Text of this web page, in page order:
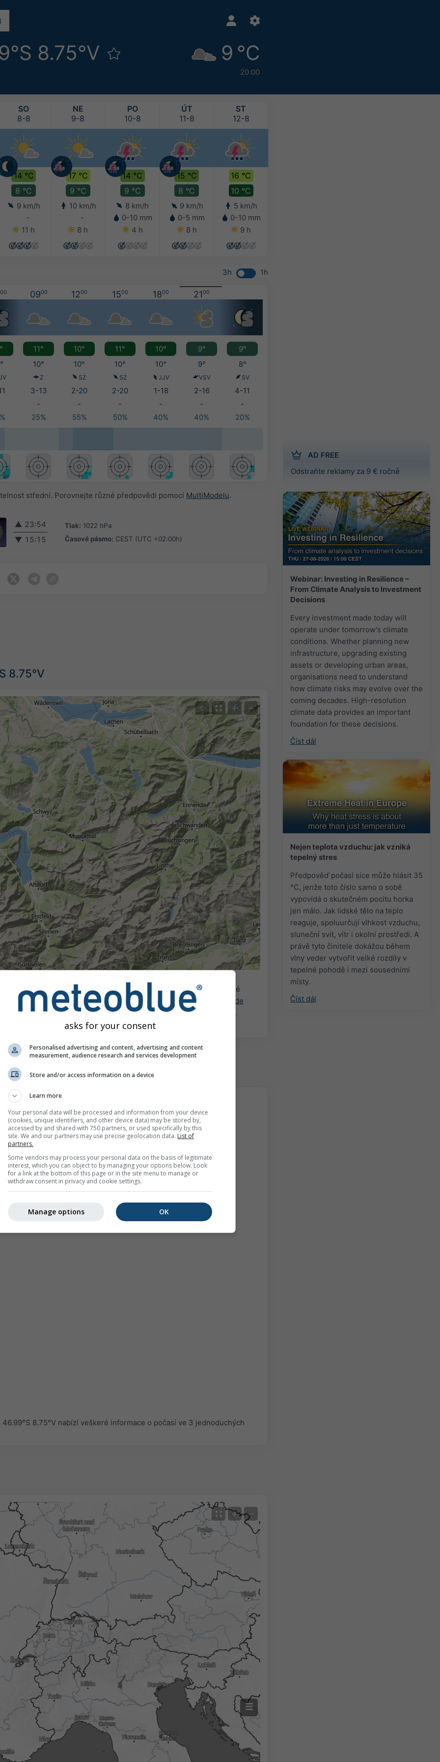
8.75°V 9 °C
20:00
AD FREE
Odstraňte reklamy za 9 € ročně
Webinar: Investing in Resilience –
From Climate Analysis to Investment
Decisions
Every investment made today will
operate under tomorrow's climate
conditions. Whether planning new
infrastructure, upgrading existing
assets or developing urban areas,
organisations need to understand
how climate risks may evolve over the
coming decades. High-resolution
climate data provides an important
foundation for these decisions.
Číst dál
Nejen teplota vzduchu: jak vzniká
tepelný stres
Předpověď počasí sice může hlásit 35
°C, jenže toto číslo samo o sobě
vypovídá o skutečném pocitu horka
jen málo. Jak lidské tělo na teplo
reaguje, spoluurčují vlhkost vzduchu,
sluneční svit, vítr i okolní prostředí. A
právě tyto činitele dokážou během
vlny veder vytvořit velké rozdíly v
tepelné pohodě i mezi sousedními
místy.
Číst dál
SO
8-8
14 °C
8 °C
9 km/h
-
11 h
NE
9-8
17 °C
9 °C
10 km/h
-
8 h
PO
10-8
14 °C
9 °C
8 km/h
0-10 mm
4 h
ÚT
11-8
15 °C
8 °C
9 km/h
0-5 mm
8 h
ST
12-8
16 °C
10 °C
5 km/h
0-10 mm
9 h
3h 1h
00 0900 1200 1500 1800 2100
11° 10° 11° 10° 9°
9°
10° 10° 10° 10° 9° 8°
Z SZ SZ JJV VSV SV
3-13 2-20 2-20 1-18 2-16
4-11
- - - - -
-
25% 55% 50% 40% 40% 20%
střední. Porovnejte různé předpovědi pomocí MultiModelu.
▲ 23:54
▼ 15:15
Tlak: 1022 hPa
Časové pásmo: CEST (UTC +02:00h)
8.75°V
© + −
8.75°V. Tato animace zobrazuje srážkový radar pro vybrané
na 2h . Oranžové křížky označují blesky. Data poskytuje
nowcast.de
Mrholení nebo slabé sněžení může být pro radar neviditelné.
od tyrkysové po červenou.
pro 46.99°S 8.75°V
8.75°V nabízí veškeré informace o počasí ve 3 jednoduchých
+ −
asks for your consent
Personalised advertising and content, advertising and content
measurement, audience research and services development
Store and/or access information on a device
Learn more
Your personal data will be processed and information from your device
(cookies, unique identifiers, and other device data) may be stored by,
accessed by and shared with 750 partners, or used specifically by this
site. We and our partners may use precise geolocation data. List of
partners.
Some vendors may process your personal data on the basis of legitimate
interest, which you can object to by managing your options below. Look
for a link at the bottom of this page or in the site menu to manage or
withdraw consent in privacy and cookie settings.
OK
Manage options